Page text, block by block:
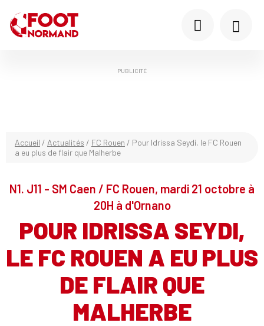
PUBLICITÉ
Accueil / Actualités / FC Rouen / Pour Idrissa Seydi, le FC Rouen
a eu plus de flair que Malherbe
N1. J11 - SM Caen / FC Rouen, mardi 21 octobre à
20H à d'Ornano
POUR IDRISSA SEYDI,
LE FC ROUEN A EU PLUS
DE FLAIR QUE
MALHERBE